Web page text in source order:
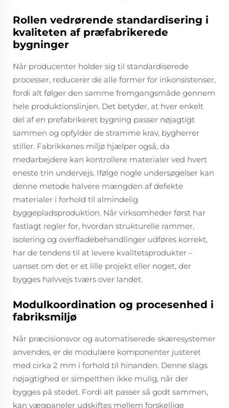
Rollen vedrørende standardisering i
kvaliteten af præfabrikerede
bygninger
Når producenter holder sig til standardiserede
processer, reducerer de alle former for inkonsistenser,
fordi alt følger den samme fremgangsmåde gennem
hele produktionslinjen. Det betyder, at hver enkelt
del af en prefabrikeret bygning passer nøjagtigt
sammen og opfylder de stramme krav, bygherrer
stiller. Fabrikkenes miljø hjælper også, da
medarbejdere kan kontrollere materialer ved hvert
eneste trin undervejs. Ifølge nogle undersøgelser kan
denne metode halvere mængden af defekte
materialer i forhold til almindelig
byggepladsproduktion. Når virksomheder først har
fastlagt regler for, hvordan strukturelle rammer,
isolering og overfladebehandlinger udføres korrekt,
har de tendens til at levere kvalitetsprodukter –
uanset om det er et lille projekt eller noget, der
bygges halvvejs tværs over landet.
Modulkoordination og procesenhed i
fabriksmiljø
Når præcisionsvor og automatiserede skæresystemer
anvendes, er de modulære komponenter justeret
med cirka 2 mm i forhold til hinanden. Denne slags
nøjagtighed er simpelthen ikke mulig, når der
bygges på stedet. Fordi alt passer så godt sammen,
kan vægpaneler udskiftes mellem forskellige